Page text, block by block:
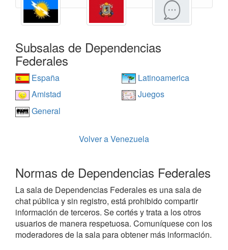
Subsalas de Dependencias
Federales
España
Latinoamerica
Amistad
Juegos
General
Volver a Venezuela
Normas de Dependencias Federales
La sala de Dependencias Federales es una sala de
chat pública y sin registro, está prohibido compartir
información de terceros. Se cortés y trata a los otros
usuarios de manera respetuosa. Comuníquese con los
moderadores de la sala para obtener más información.